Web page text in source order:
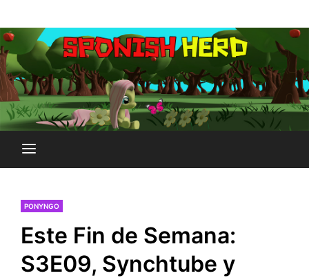
al
contenido
SPONISH HERD
PONYNGO
Este Fin de Semana:
S3E09, Synchtube y